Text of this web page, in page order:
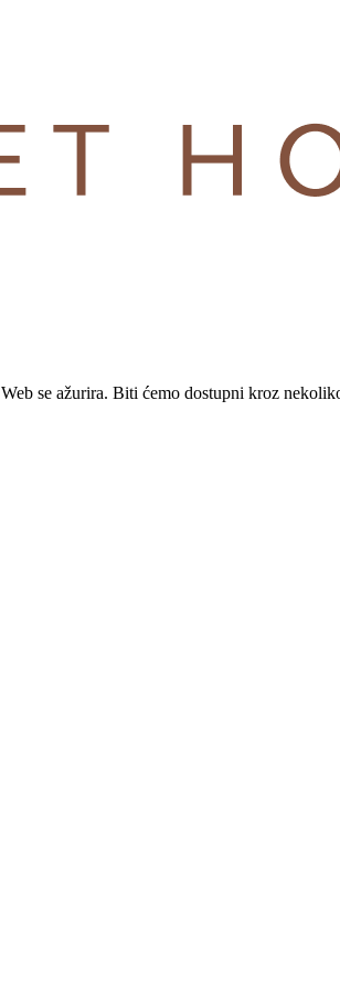
Web se ažurira. Biti ćemo dostupni kroz